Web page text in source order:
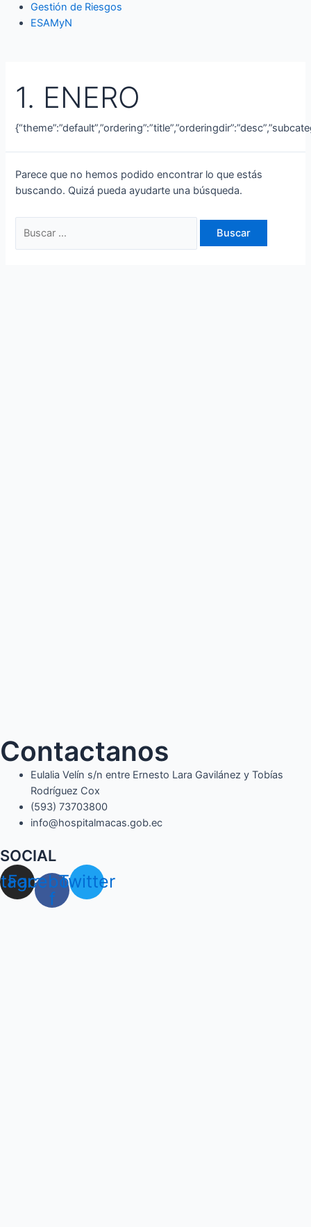
Gestión de Riesgos
ESAMyN
1. ENERO
Parece que no hemos podido encontrar lo que estás
buscando. Quizá pueda ayudarte una búsqueda.
por:
Contactanos
Eulalia Velín s/n entre Ernesto Lara Gavilánez y Tobías
Rodríguez Cox
(593) 73703800​
info@hospitalmacas.gob.ec
SOCIAL
Facebook-
f
Twitter